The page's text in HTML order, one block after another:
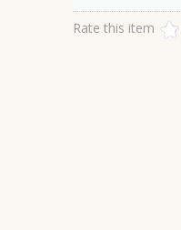
Rate this item